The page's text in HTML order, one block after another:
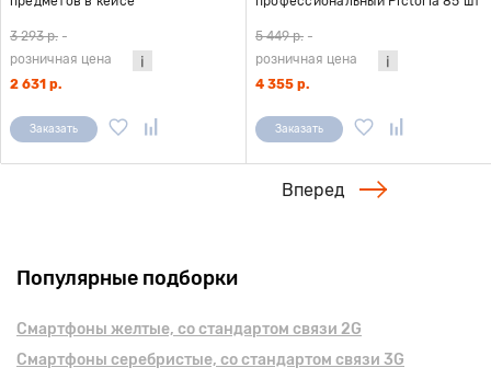
3 293 р. -
розничная цена
2 631 р.
Заказать
5 449 р. -
розничная цена
4 355 р.
Заказать
Вперед
Популярные подборки
Смартфоны желтые, cо стандартом связи 2G
Смартфоны серебристые, cо стандартом связи 3G